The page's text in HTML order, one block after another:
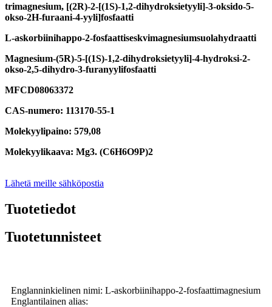
trimagnesium, [(2R)-2-[(1S)-1,2-dihydroksietyyli]-3-oksido-5-
okso-2H-furaani-4-yyli]fosfaatti
L-askorbiinihappo-2-fosfaattiseskvimagnesiumsuolahydraatti
Magnesium-(5R)-5-[(1S)-1,2-dihydroksietyyli]-4-hydroksi-2-
okso-2,5-dihydro-3-furanyylifosfaatti
MFCD08063372
CAS-numero: 113170-55-1
Molekyylipaino: 579,08
Molekyylikaava: Mg3. (C6H6O9P)2
Lähetä meille sähköpostia
Tuotetiedot
Tuotetunnisteet
Englanninkielinen nimi: L-askorbiinihappo-2-fosfaattimagnesium
Englantilainen alias: